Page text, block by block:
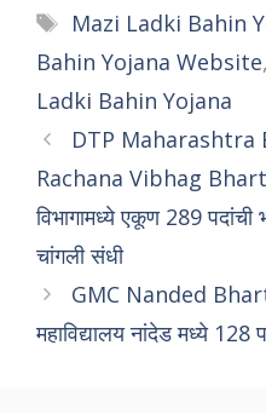
Tags
Mazi Ladki Bahin
Bahin Yojana Website,
Ladki Bahin Yojana
DTP Maharashtra
Rachana Vibhag Bharti,
विभागामध्ये एकूण 289 पदांची
चांगली संधी
GMC Nanded
महाविद्यालय नांदेड मध्ये 128